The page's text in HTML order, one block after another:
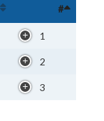
#
1
2
3